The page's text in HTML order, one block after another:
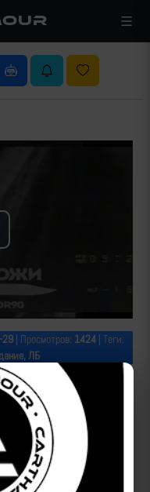
| Просмотров: 1424| Теги:
ЛБ
видео